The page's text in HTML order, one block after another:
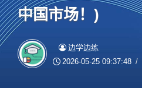
中国市场！)
边学边练
2026-05-25 09:37:48